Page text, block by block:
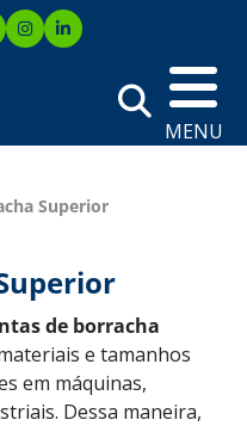
MENU
Superior
de borracha
e tamanhos
em máquinas,
Dessa maneira,